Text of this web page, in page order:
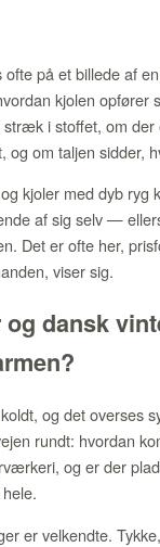
på et billede af
kjolen opfører
i stoffet, om der
og om taljen sidder,
kjoler med dyb ryg
af sig selv —
Det er ofte her,
viser sig.
og dansk
og det overses
rundt: hvordan
og er der
er velkendte.